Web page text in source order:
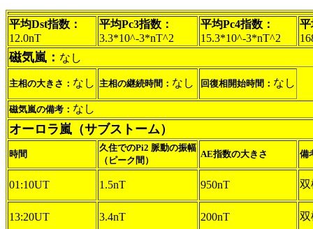
平均Dst指数：
12.0nT
平均Pc3指数：
3.3*10^-3*nT^2
平均Pc4指数：
15.3*10^-3*nT^2
平
磁気嵐： なし
主相の大きさ： なし 主相の継続時間： なし 回復相開始時間： なし
磁気嵐の備考： なし
オーロラ嵐（サブストーム）
時間
久住でのPi2 脈動の振幅
（ピーク間）
AE指数の大きさ 備
01:10UT 1.5nT 950nT 双
13:20UT 3.4nT 200nT 双